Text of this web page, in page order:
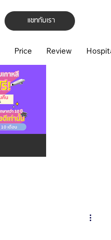
แชทกับเรา
Price Review